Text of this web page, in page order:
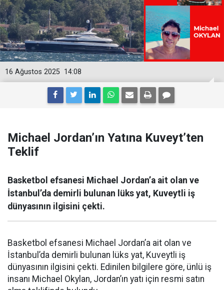
14:08
16 Ağustos 2025
Michael Jordan’ın Yatına Kuveyt’ten
Teklif
Basketbol efsanesi Michael Jordan’a ait olan ve
İstanbul’da demirli bulunan lüks yat, Kuveytli iş
dünyasının ilgisini çekti.
Basketbol efsanesi Michael Jordan’a ait olan ve
İstanbul’da demirli bulunan lüks yat, Kuveytli iş
dünyasının ilgisini çekti. Edinilen bilgilere göre, ünlü iş
insanı Michael Okylan, Jordan’ın yatı için resmi satın